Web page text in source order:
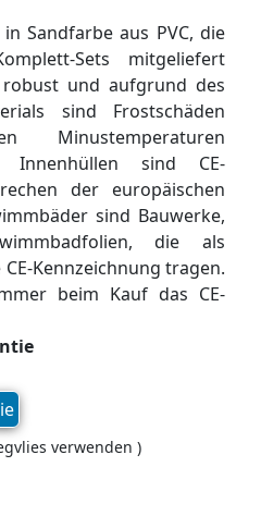
Sandfarbe aus PVC, die
Sets mitgeliefert
und aufgrund des
sind Frostschäden
Innenhüllen sind CE-
der europäischen
sind Bauwerke,
die als
Kennzeichnung tragen.
beim Kauf das CE-
verwenden )